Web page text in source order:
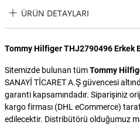
ÜRÜN DETAYLARI
Tommy Hilfiger THJ2790496 Erkek
Sitemizde bulunan tümTommy
SANAYİ TİCARET A.Ş güvencesi
garanti kapsamındadır. Siparişiniz
kargo firması (DHL eCommerce)
edilecektir. Distribütörü olduğumuz